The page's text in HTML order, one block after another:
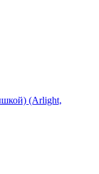
(Arlight,